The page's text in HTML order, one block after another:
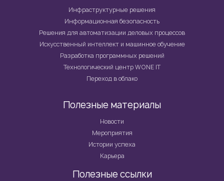
Инфраструктурные решения
Информационная безопасность
Решения для автоматизации деловых процессов
Искусственный интеллект и машинное обучение
Разработка программных решений
Технологический центр WONE IT
Переход в облако
Полезные материалы
Новости
Мероприятия
Истории успеха
Карьера
Полезные ссылки